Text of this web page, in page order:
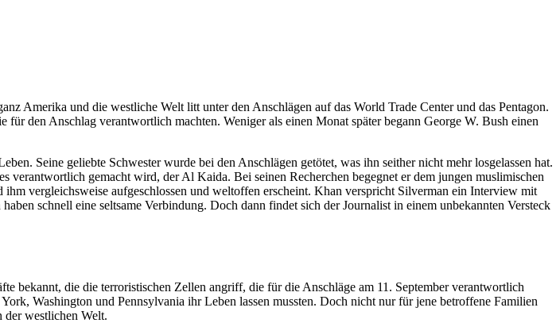
Amerika und die westliche Welt litt unter den Anschlägen auf das World Trade Center und das Pentagon.
den Anschlag verantwortlich machten. Weniger als einen Monat später begann George W. Bush einen
Seine geliebte Schwester wurde bei den Anschlägen getötet, was ihn seither nicht mehr losgelassen hat.
gemacht wird, der Al Kaida. Bei seinen Recherchen begegnet er dem jungen muslimischen
vergleichsweise aufgeschlossen und weltoffen erscheint. Khan verspricht Silverman ein Interview mit
schnell eine seltsame Verbindung. Doch dann findet sich der Journalist in einem unbekannten Versteck
bekannt, die die terroristischen Zellen angriff, die für die Anschläge am 11. September verantwortlich
Washington und Pennsylvania ihr Leben lassen mussten. Doch nicht nur für jene betroffene Familien
der westlichen Welt.